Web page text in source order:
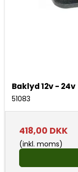
Baklyd 12v - 24v
51083
418,00 DKK
(inkl. moms)